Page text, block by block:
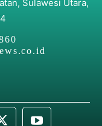
Sulawesi Utara,